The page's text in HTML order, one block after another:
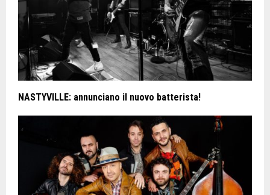
NASTYVILLE: annunciano il nuovo batterista!